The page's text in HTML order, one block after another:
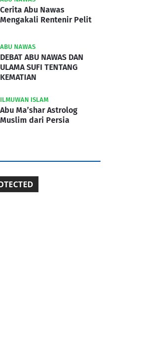
Cerita Abu Nawas
Mengakali Rentenir Pelit
ABU NAWAS
DEBAT ABU NAWAS DAN
ULAMA SUFI TENTANG
KEMATIAN
ILMUWAN ISLAM
Abu Ma’shar Astrolog
Muslim dari Persia